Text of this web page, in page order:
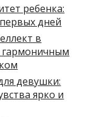
ребенка:
дней
в
гармоничным
девушки:
ярко и